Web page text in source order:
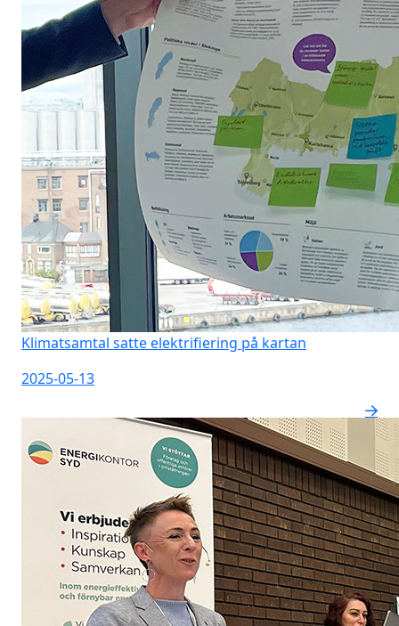
Klimatsamtal satte elektrifiering på kartan
2025-05-13